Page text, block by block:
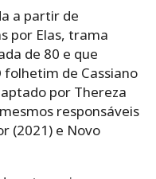
a partir de
por Elas, trama
de 80 e que
folhetim de Cassiano
por Thereza
responsáveis
(2021) e Novo